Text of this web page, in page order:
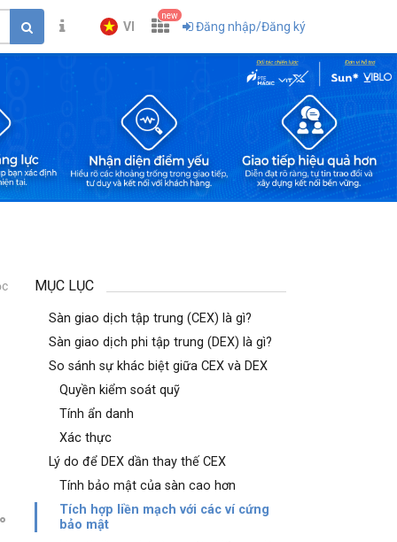
VI
new
Đăng nhập/Đăng ký
MỤC LỤC
Sàn giao dịch tập trung (CEX) là gì?
Sàn giao dịch phi tập trung (DEX) là gì?
So sánh sự khác biệt giữa CEX và DEX
Quyền kiểm soát quỹ
Tính ẩn danh
Xác thực
Lý do để DEX dần thay thế CEX
Tính bảo mật của sàn cao hơn
Tích hợp liền mạch với các ví cứng
bảo mật